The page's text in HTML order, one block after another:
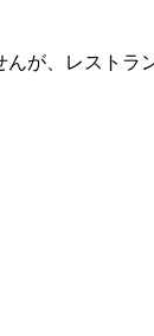
が、レスト